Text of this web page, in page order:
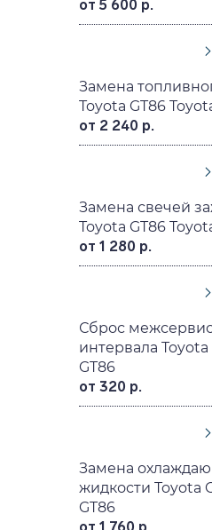
от 5 600 р.
Замена
Toyota GT86
от 2 240 р.
Замена свечей
Toyota GT86
от 1 280 р.
Сброс
интервала Toyota
GT86
от 320 р.
Замена
жидкости Toyota
GT86